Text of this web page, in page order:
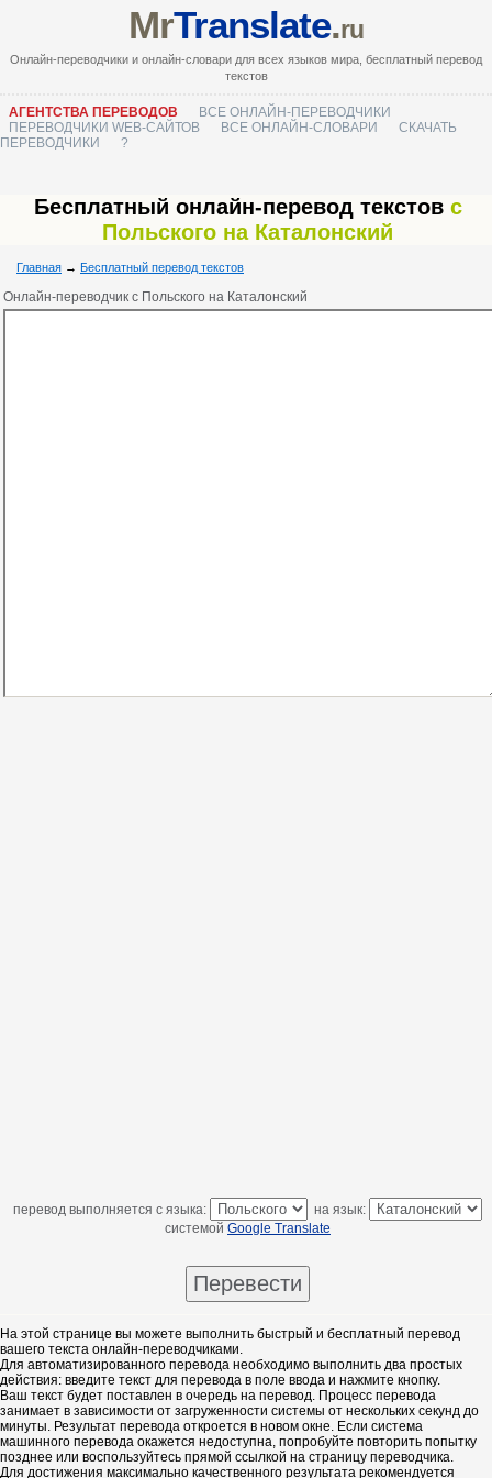
MrTranslate.ru
Онлайн-переводчики и онлайн-словари для всех языков мира, бесплатный перевод
текстов
АГЕНТСТВА ПЕРЕВОДОВ
ВСЕ ОНЛАЙН-ПЕРЕВОДЧИКИ
ПЕРЕВОДЧИКИ WEB-САЙТОВ
ВСЕ ОНЛАЙН-СЛОВАРИ
СКАЧАТЬ
ПЕРЕВОДЧИКИ
?
Бесплатный онлайн-перевод текстов с
Польского на Каталонский
Главная → Бесплатный перевод текстов
Онлайн-переводчик с Польского на Каталонский
перевод выполняется с языка:
на язык:
системой Google Translate
На этой странице вы можете выполнить быстрый и бесплатный перевод
вашего текста онлайн-переводчиками.
Для автоматизированного перевода необходимо выполнить два простых
действия: введите текст для перевода в поле ввода и нажмите кнопку.
Ваш текст будет поставлен в очередь на перевод. Процесс перевода
занимает в зависимости от загруженности системы от нескольких секунд до
минуты. Результат перевода откроется в новом окне. Если система
машинного перевода окажется недоступна, попробуйте повторить попытку
позднее или воспользуйтесь прямой ссылкой на страницу переводчика.
Для достижения максимально качественного результата рекомендуется